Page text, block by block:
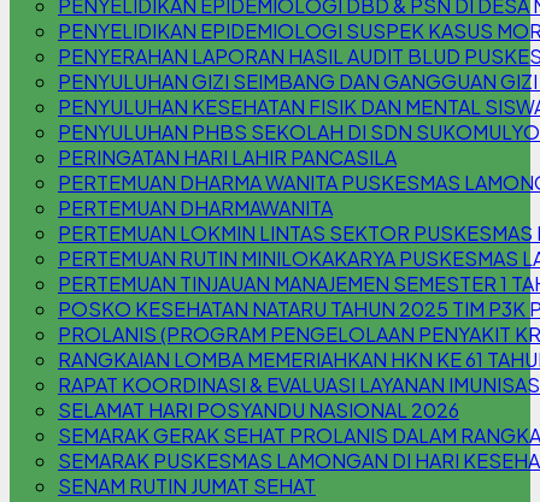
PENYELIDIKAN EPIDEMIOLOGI DBD & PSN DI DESA
PENYELIDIKAN EPIDEMIOLOGI SUSPEK KASUS
PENYERAHAN LAPORAN HASIL AUDIT BLUD
PENYULUHAN GIZI SEIMBANG DAN GANGGUAN
PENYULUHAN KESEHATAN FISIK DAN MENTAL
PENYULUHAN PHBS SEKOLAH DI SDN
PERINGATAN HARI LAHIR PANCASILA
PERTEMUAN DHARMA WANITA PUSKESMAS
PERTEMUAN DHARMAWANITA
PERTEMUAN LOKMIN LINTAS SEKTOR
PERTEMUAN RUTIN MINILOKAKARYA PUSKESMAS
PERTEMUAN TINJAUAN MANAJEMEN SEMESTER 1
POSKO KESEHATAN NATARU TAHUN 2025 TIM P3K
PROLANIS (PROGRAM PENGELOLAAN PENYAKIT
RANGKAIAN LOMBA MEMERIAHKAN HKN KE 61
RAPAT KOORDINASI & EVALUASI LAYANAN
SELAMAT HARI POSYANDU NASIONAL 2026
SEMARAK GERAK SEHAT PROLANIS DALAM
SEMARAK PUSKESMAS LAMONGAN DI HARI
SENAM RUTIN JUMAT SEHAT